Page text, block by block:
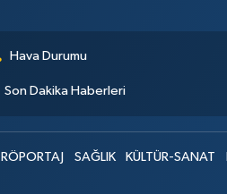
Hava Durumu
Son Dakika Haberleri
RÖPORTAJ SAĞLIK KÜLTÜR-SANAT